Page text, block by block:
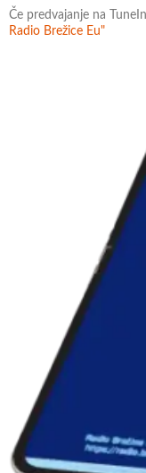
Če predvajanje na
Radio Brežice Eu"